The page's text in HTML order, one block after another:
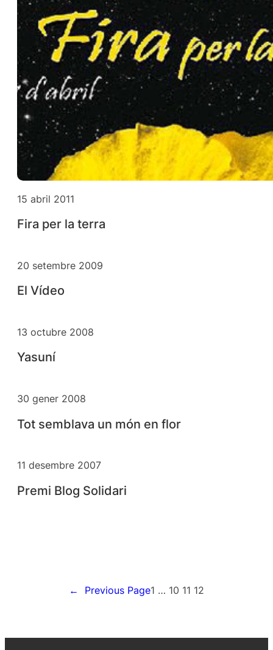
15 abril 2011
Fira per la terra
20 setembre 2009
El Vídeo
13 octubre 2008
Yasuní
30 gener 2008
Tot semblava un món en flor
11 desembre 2007
Premi Blog Solidari
← Previous Page1 … 10 11 12